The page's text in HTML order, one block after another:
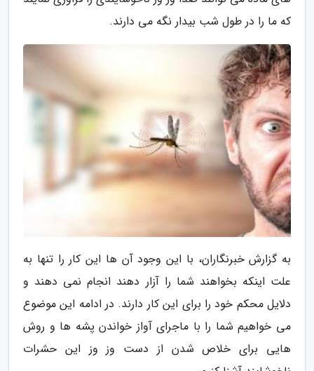
که ما را در طول شب بیدار نگه می دارند.
به گزارش خبرنگاران، با این وجود آن ها این کار را تنها به
علت اینکه بخواهند شما را آزار دهند انجام نمی دهند و
دلایل محکم خود را برای این کار دارند. در ادامه این موضوع
می خواهیم شما را با ماجرای آواز خواندن پشه ها و روش
هایی برای خلاص شدن از دست وز وز این حشرات